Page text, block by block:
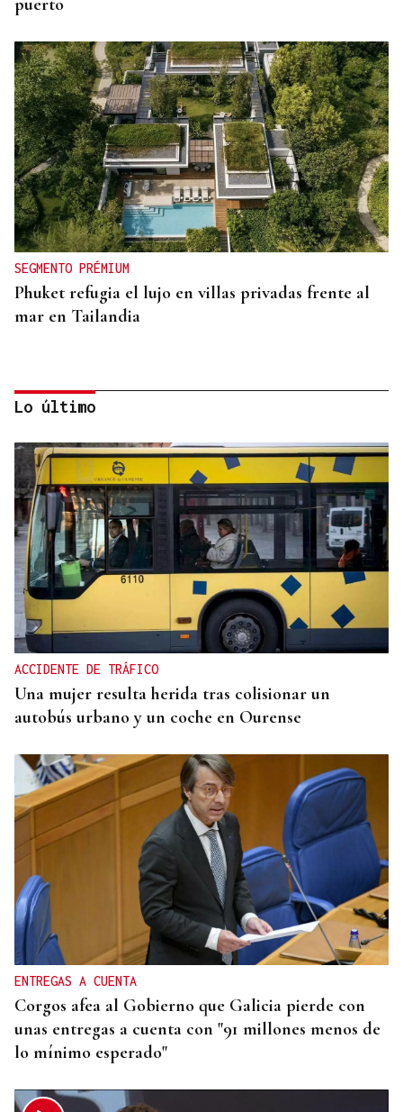
puerto
SEGMENTO PRÉMIUM
Phuket refugia el lujo en villas privadas frente al
mar en Tailandia
SEGMENTO PRÉMIUM
Arabia Saudí convierte el mar Rojo en un
santuario de lujo silencioso
Lo último
ACCIDENTE DE TRÁFICO
Una mujer resulta herida tras colisionar un
autobús urbano y un coche en Ourense
ENTREGAS A CUENTA
Corgos afea al Gobierno que Galicia pierde con
unas entregas a cuenta con "91 millones menos de
lo mínimo esperado"